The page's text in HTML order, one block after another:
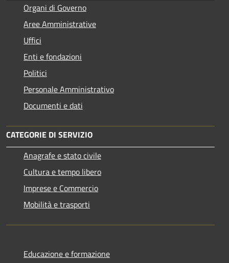
Organi di Governo
Aree Amministrative
Uffici
Enti e fondazioni
Politici
Personale Amministrativo
Documenti e dati
CATEGORIE DI SERVIZIO
Anagrafe e stato civile
Cultura e tempo libero
Imprese e Commercio
Mobilità e trasporti
Educazione e formazione